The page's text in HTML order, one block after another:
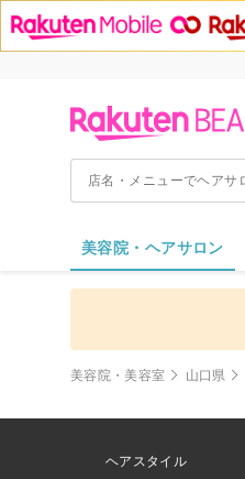
美容院・ヘアサロン
美容院・美容室 山口県
ヘアスタイル